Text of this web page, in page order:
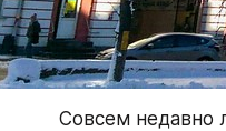
Совсем недавно